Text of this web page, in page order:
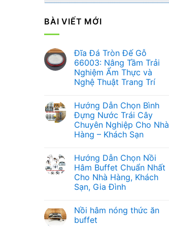
BÀI VIẾT MỚI
Đĩa Đá Tròn Đế Gỗ
66003: Nâng Tầm Trải
Nghiệm Ẩm Thực và
Nghệ Thuật Trang Trí
bình
luận
ở
Đĩa
Đá
Tròn
66003:
Nâng
Tầm
Trải
Nghiệm
Ẩm
Nghệ
Thuật
Trang
Hướng Dẫn Chọn Bình
Đựng Nước Trái Cây
Chuyên Nghiệp Cho Nhà
Hàng – Khách Sạn
bình
luận
ở
Hướng
Dẫn
Chọn
Nước
Trái
Cây
Hướng Dẫn Chọn Nồi
Hâm Buffet Chuẩn Nhất
Cho Nhà Hàng, Khách
Sạn, Gia Đình
bình
luận
ở
Nồi hâm nóng thức ăn
buffet